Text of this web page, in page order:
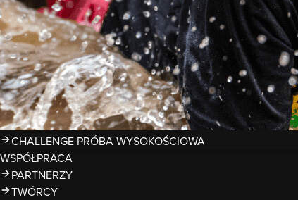
WYNIKI
LIGA RUNMAGEDDON 2026
SUPERLIGA RUNMAGEDDON 2026
SUPERLIGA RMG KIDS 2026
KWALIFIKACJE DO MISTRZOSTW EUROPY I ŚWIATA OCR
TROFEA
LEGENDY RUNMAGEDDON
MAGAZYN
CHALLENGE PRÓBA WYSOKOŚCIOWA
WSPÓŁPRACA
PARTNERZY
TWÓRCY